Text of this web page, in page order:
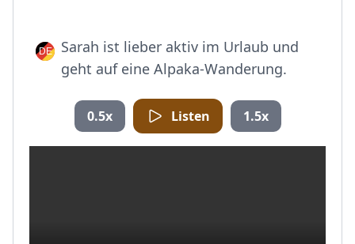
Sarah ist lieber aktiv im Urlaub und
geht auf eine Alpaka-Wanderung.
0.5x Listen 1.5x